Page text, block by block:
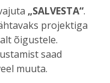
„SALVESTA“.
projektiga
õigustele.
saad
muuta.